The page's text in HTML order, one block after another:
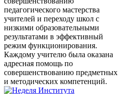
педагогического мастерства
учителей и переходу школ с
низкими образовательными
результатами в эффективный
режим функционирования.
Каждому учителю была оказана
адресная помощь по
совершенствованию предметных
и методических компетенций.